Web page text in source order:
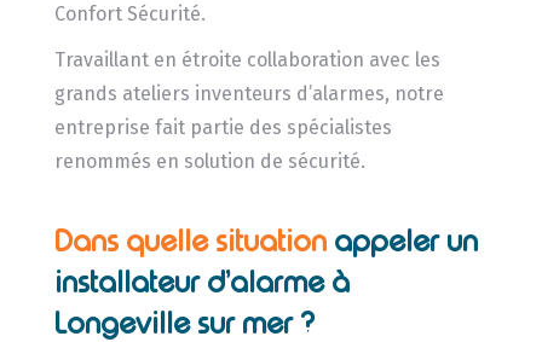
Confort Sécurité.
Travaillant en étroite collaboration avec les
grands ateliers inventeurs d’alarmes, notre
entreprise fait partie des spécialistes
renommés en solution de sécurité.
Dans quelle situation appeler un
installateur d’alarme à
Longeville sur mer ?